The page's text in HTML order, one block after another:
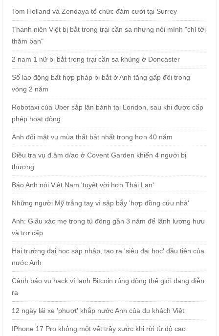
Tom Holland và Zendaya tổ chức đám cưới tại Surrey
Thanh niên Việt bị bắt trong trại cần sa nhưng nói mình "chỉ tới
thăm bạn"
2 nam 1 nữ bị bắt trong trại cần sa khủng ở Doncaster
Số lao động bất hợp pháp bị bắt ở Anh tăng gấp đôi trong
vòng 2 năm
Robotaxi của Uber sắp lăn bánh tại London, sau khi được cấp
phép hoạt động
Anh đối mặt vụ mùa thất bát nhất trong hơn 40 năm
Điều tra vụ đ.âm d/ao ở Covent Garden khiến 4 người bị
thương
Báo Anh nói Việt Nam 'tuyệt vời hơn Thái Lan'
Những người Mỹ trắng tay vì sập bẫy 'hợp đồng cứu nhà'
Anh: Giấu xác mẹ trong tủ đông gần 3 năm để lãnh lương hưu
và trợ cấp
Hai trường đại học sáp nhập, tạo ra 'siêu đại học' đầu tiên của
nước Anh
Cảnh báo vụ hack ví lạnh Bitcoin rúng động thế giới đang diễn
ra
12 ngày lái xe 'phượt' khắp nước Anh của du khách Việt
IPhone 17 Pro không một vết trầy xước khi rời từ độ cao